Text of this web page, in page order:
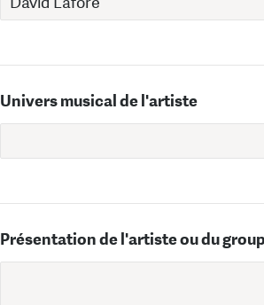
Univers musical de l'artiste
Présentation de l'artiste ou du